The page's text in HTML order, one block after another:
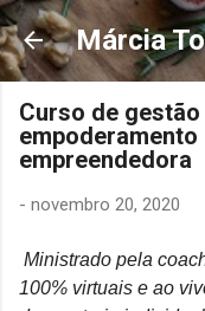
Pular
Márcia
Curso de
empoderamento
empreendedora
- novembro 20, 2020
Ministrado pela
100% virtuais e ao